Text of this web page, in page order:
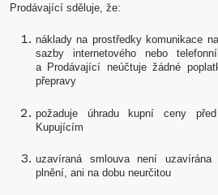
Prodávající sděluje, že:
náklady na prostředky komunikace
sazby internetového nebo
a Prodávající neúčtuje žádné
přepravy
požaduje úhradu kupní ceny
Kupujícím
uzavíraná smlouva není uzavírána
plnění, ani na dobu neurčitou